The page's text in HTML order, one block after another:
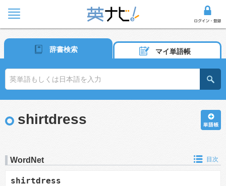
辞書検索 マイ単語帳
shirtdress
WordNet 目次
shirtdress